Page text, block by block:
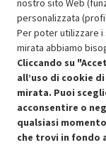
Condizioni
Cookie Policy
nostro sito Web
personalizzata
Per poter utilizzare
mirata abbiamo
Cliccando su
all’uso di cookie
mirata. Puoi
acconsentire o
qualsiasi
che trovi in fondo